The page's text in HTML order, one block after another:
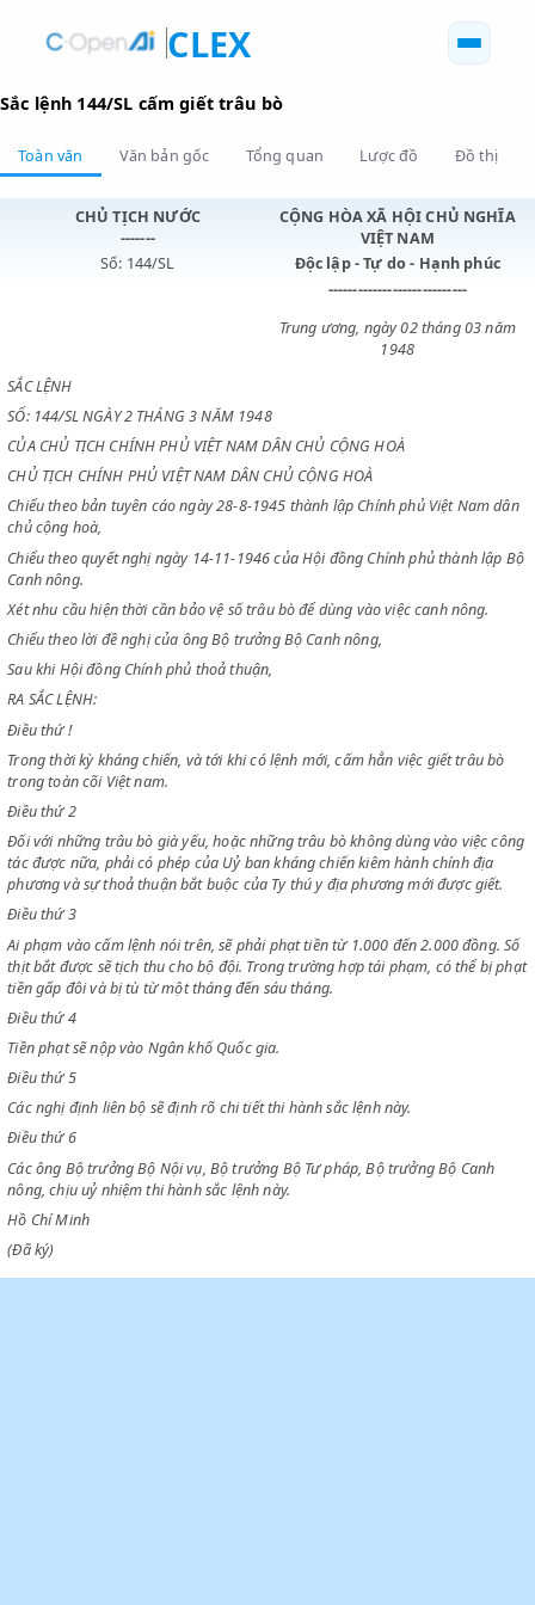
CLEX
Sắc lệnh 144/SL cấm giết trâu bò
Toàn văn
CHỦ TỊCH NƯỚC
-------
CỘNG HÒA XÃ HỘI CHỦ
VIỆT NAM
Độc lập - Tự do - Hạnh
----------------------------
SẮC LỆNH
SỐ: 144/SL NGÀY 2 THÁNG 3 NĂM 1948
CỦA CHỦ TỊCH CHÍNH PHỦ VIỆT NAM DÂN CHỦ CỘNG HOÀ
CHỦ TỊCH CHÍNH PHỦ VIỆT NAM DÂN CHỦ CỘNG HOÀ
Chiểu theo bản tuyên cáo ngày 28-8-1945 thành lập Chính phủ Việt
chủ cộng hoà,
Chiểu theo quyết nghị ngày 14-11-1946 của Hội đồng Chính phủ
Canh nông.
Xét nhu cầu hiện thời cần bảo vệ số trâu bò để dùng vào việc canh
Chiểu theo lời đề nghị của ông Bộ trưởng Bộ Canh nông,
RA SẮC LỆNH:
Điều thứ !
Trong thời kỳ kháng chiến, và tới khi có lệnh mới, cấm hẳn việc giết
trong toàn cõi Việt nam.
Điều thứ 2
Đối với những trâu bò già yếu, hoặc những trâu bò không dùng vào
tác được nữa, phải có phép của Uỷ ban kháng chiến kiêm hành chính
phương và sự thoả thuận bắt buộc của Ty thú y địa phương mới được
Điều thứ 3
Ai phạm vào cấm lệnh nói trên, sẽ phải phạt tiền từ 1.000 đến 2.000
thịt bắt được sẽ tịch thu cho bộ đội. Trong trường hợp tái phạm, có thể
tiền gấp đôi và bị tù từ một tháng đến sáu tháng.
Điều thứ 4
Tiền phạt sẽ nộp vào Ngân khố Quốc gia.
Điều thứ 5
Các nghị định liên bộ sẽ định rõ chi tiết thi hành sắc lệnh này.
Điều thứ 6